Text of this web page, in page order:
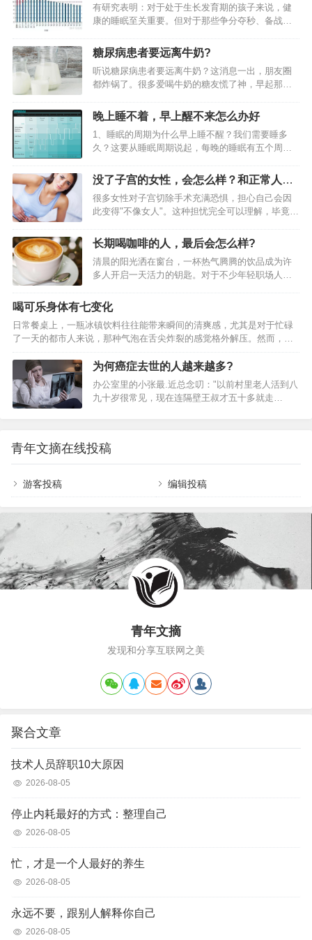
了！
有研究表明：对于处于生长发育期的孩子来说，健
康的睡眠至关重要。但对于那些争分夺秒、备战中
前上床休息对他们来说都是很难的。 不少学生从高
一开始就被各种灌鸡汤，觉得自己只要晚上不睡
觉，然后熬夜努力学习，自己就能考上好大学。然
后长期奋斗在熬夜一线。 众所周知，普通成年人每
天一般需要6–8小时睡眠时间，方能充分满足一天的
工作生活需求，未成年人的睡眠时间则更长： 上
经设计过的一个睡眠时间表，里面详细写好了每个
年…
糖尿病患者要远离牛奶?
听说糖尿病患者要远离牛奶？这消息一出，朋友圈
都炸锅了。很多爱喝牛奶的糖友慌了神，早起那杯
牛奶这件事，真相可能和你想的不太一样。糖尿病
患者要远离牛奶？医生劝告：不想血糖失控，尽量
少喝5种牛奶真的是糖尿病患者的禁忌吗1、牛奶的
营养价值牛奶含有丰富的蛋白质和钙质，是日常饮
食中重要的营养来源。对于糖尿病患者来说，牛奶
中的乳糖虽然属于碳水化合物，但升糖指数并不算
般不会引起血糖剧烈波动。关键在于选择低脂或无
糖的牛奶品种…
晚上睡不着，早上醒不来怎么办好
1、睡眠的周期为什么早上睡不醒？我们需要睡多
久？这要从睡眠周期说起，每晚的睡眠有五个周
次，也就是6～7.5小时。因此如果我们晚上10:30睡
觉，就应该在早上6点醒来，便不会感到疲惫。不过
研究也发现，需要多长时间睡眠会因人而异。 从这
个角度看，运动手环、智能手表确实可以帮助你，
它们记录你的睡眠周期，在你周期结束的浅睡眠期
唤醒你。2、光线与睡眠研究表明，清晨的光线若能
照度大于2500，这相当于多云天的…
没了子宫的女性，会怎么样？和正常人有
啥区别？
很多女性对子宫切除手术充满恐惧，担心自己会因
此变得"不像女人"。这种担忧完全可以理解，毕竟子
告诉我们，事实可能和想象不太一样。 没了子宫的
女性，会怎么样？和正常人有啥区别？看完心里了
然 一、生理上的变化 1.月经消失 子宫切除后最直接
的…
长期喝咖啡的人，最后会怎么样?
清晨的阳光洒在窗台，一杯热气腾腾的饮品成为许
多人开启一天活力的钥匙。对于不少年轻职场人和
的利器，更逐渐演变成一种生活仪式。有人担心长
期饮用会给身体带来负担，也有人乐此不疲地享受
其中的风味。其实，只要掌握科学的饮用方式，这
种习惯能在潜移默化中为健康增添几分助力。那些
常年保持这一习惯的人，身体往往会在不知不觉中
发生一些积极的变化，这些变化并非一蹴而就，而
是日积月累的结果。…
喝可乐身体有七变化
日常餐桌上，一瓶冰镇饮料往往能带来瞬间的清爽感，尤其是对于忙碌
了一天的都市人来说，那种气泡在舌尖炸裂的感觉格外解压。然而，对
于身体已经发出预警信号的人群而言，这种看似普通的快乐水可能潜藏
着不小的隐患。特别是那些已经被确诊为血压偏高的人群，如果频繁将
可乐作为日常解渴的首选，身体内部的环境可能会在不知不觉中发生一
系列改变。这些变化并非危言耸听，而是基于人体代谢机制产生的真实
反应，值得每一位关注心血管健康的人仔细审视。 一、血压数值的波动
为何癌症去世的人越来越多?
办公室里的小张最.近总念叨："以前村里老人活到八
九十岁很常见，现在连隔壁王叔才五十多就走
背发凉的是，世界卫生组织最.新数据显示，全球每5
个人里就有1人可能被癌症盯上。到底是什么让这
个"沉默杀手"的势力范围越划越大？…
青年文摘在线投稿
游客投稿 编辑投稿
青年文摘
发现和分享互联网之美
聚合文章
技术人员辞职10大原因
2026-08-05
停止内耗最好的方式：整理自己
2026-08-05
忙，才是一个人最好的养生
2026-08-05
永远不要，跟别人解释你自己
2026-08-05